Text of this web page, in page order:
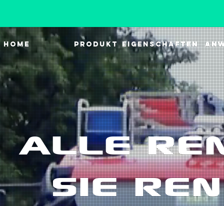
HOME
ALLE
SIE
EIGENSCHAFTEN
PRODUKT